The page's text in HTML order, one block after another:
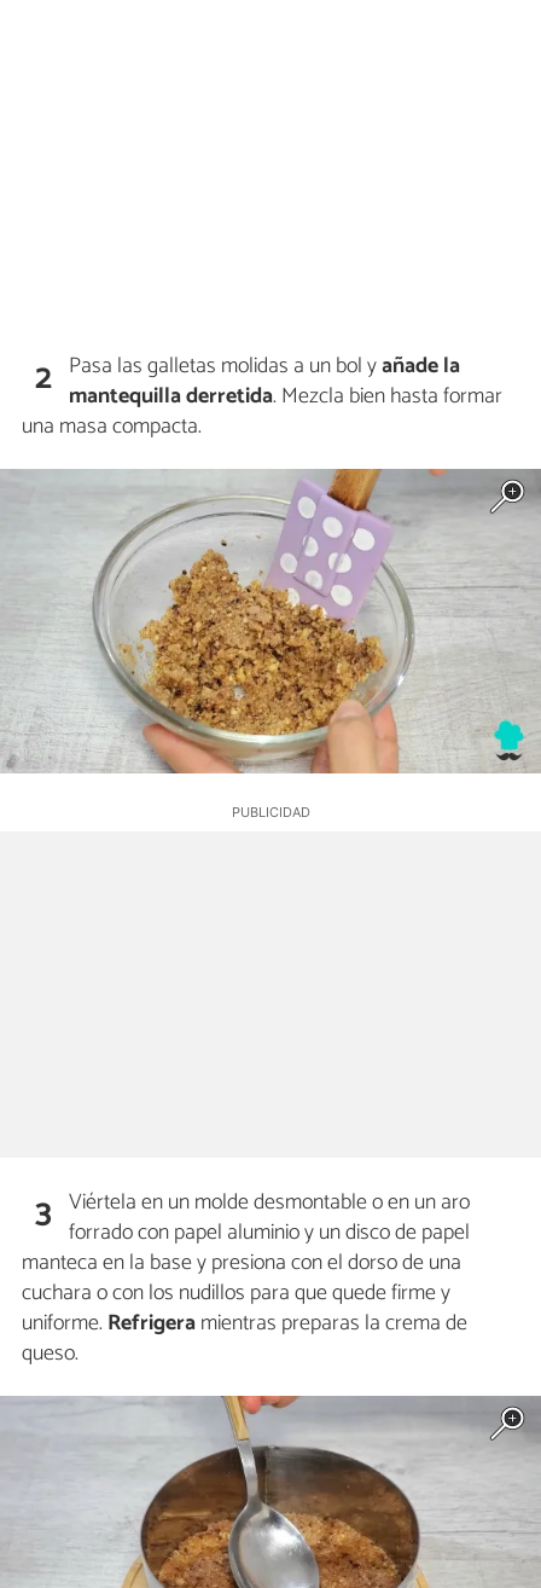
2 Pasa las galletas molidas a un bol yañade la
mantequilla derretida. Mezcla bien hasta formar
una masa compacta.
3 Viértela en un molde desmontable o en un aro
forrado con papel aluminio y un disco de papel
manteca en la base y presiona con el dorso de una
cuchara o con los nudillos para que quede firme y
uniforme. Refrigeramientras preparas la crema de
queso.